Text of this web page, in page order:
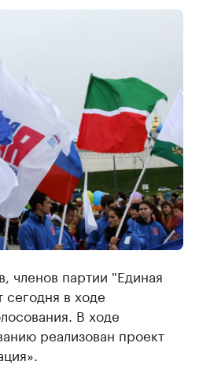
членов партии "Единая
в ходе
В ходе
реализован проект